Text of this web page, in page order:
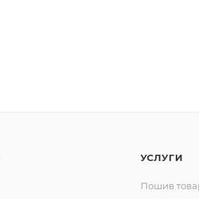
УСЛУГИ
Пошив